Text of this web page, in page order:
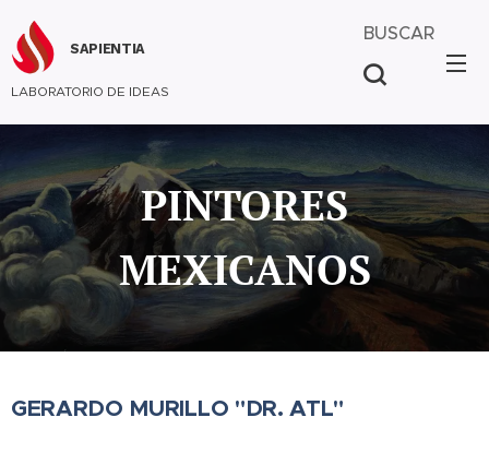
SAPIENTIA
LABORATORIO DE IDEAS
BUSCAR
PINTORES
MEXICANOS
GERARDO MURILLO "DR. ATL"